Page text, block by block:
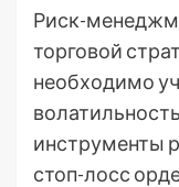
Риск-
торговой
необходимо
инструменты
стоп-лосс